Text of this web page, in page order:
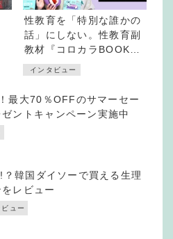
性教育を「特別な誰かの
話」にしない。性教育副
教材『コロカラBOOK』
誕生の舞台裏
インタビュー
最大70％OFFのサマーセー
ゼントキャンペーン実施中
韓国ダイソーで買える生理
レビュー
ュー